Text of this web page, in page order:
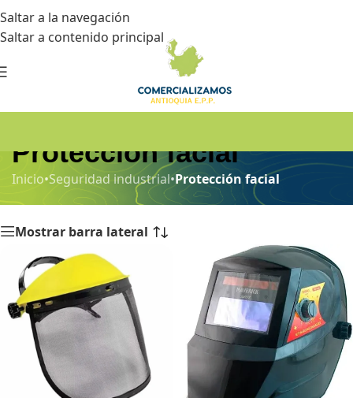
Saltar a la navegación
Saltar a contenido principal
Protección facial
Inicio•Seguridad industrial•Protección facial
Mostrar barra lateral